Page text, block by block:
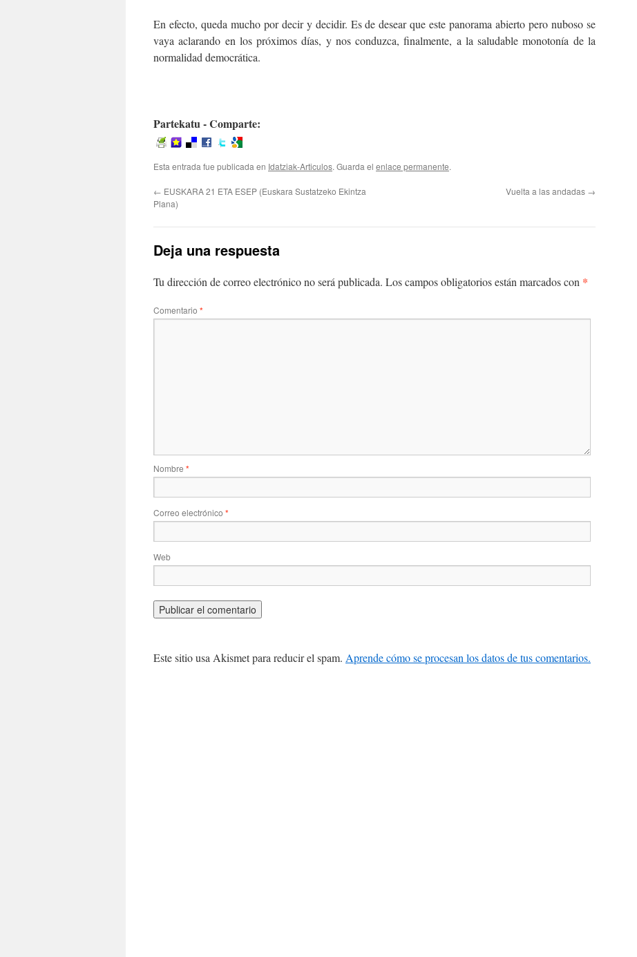
En efecto, queda mucho por decir y decidir. Es de desear que este panorama abierto pero nuboso se
vaya aclarando en los próximos días, y nos conduzca, finalmente, a la saludable monotonía de la
normalidad democrática.
Partekatu - Comparte:
Esta entrada fue publicada en Idatziak-Articulos. Guarda el enlace permanente.
← EUSKARA 21 ETA ESEP (Euskara Sustatzeko Ekintza
Plana)
Vuelta a las andadas →
Deja una respuesta
Tu dirección de correo electrónico no será publicada. Los campos obligatorios están marcados con *
Comentario *
Nombre *
Correo electrónico *
Web
Este sitio usa Akismet para reducir el spam. Aprende cómo se procesan los datos de tus comentarios.